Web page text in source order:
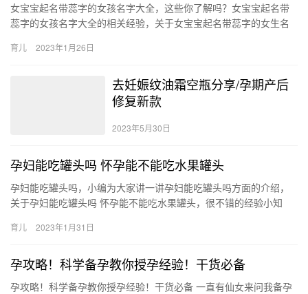
女宝宝起名带蕊字的女孩名字大全，这些你了解吗？女宝宝起名带
蕊字的女孩名字大全的相关经验，关于女宝宝起名带蕊字的女生名
育儿 2023年1月26日
去妊娠纹油霜空瓶分享/孕期产后
修复新款
2023年5月30日
孕妇能吃罐头吗 怀孕能不能吃水果罐头
孕妇能吃罐头吗，小编为大家讲一讲孕妇能吃罐头吗方面的介绍，
关于孕妇能吃罐头吗 怀孕能不能吃水果罐头，很不错的经验小知
吃…
育儿 2023年1月31日
孕攻略！科学备孕教你授孕经验！干货必备
孕攻略！科学备孕教你授孕经验！干货必备 一直有仙女来问我备孕